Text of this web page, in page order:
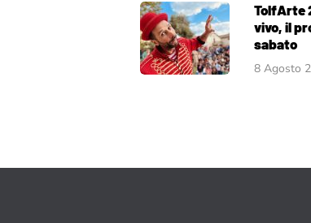
TolfArte
vivo, il
sabato
8 Agosto